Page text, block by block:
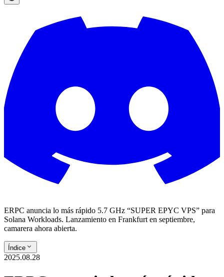
ERPC anuncia lo más rápido 5.7 GHz “SUPER EPYC VPS” para
Solana Workloads. Lanzamiento en Frankfurt en septiembre,
camarera ahora abierta.
Índice
2025.08.28